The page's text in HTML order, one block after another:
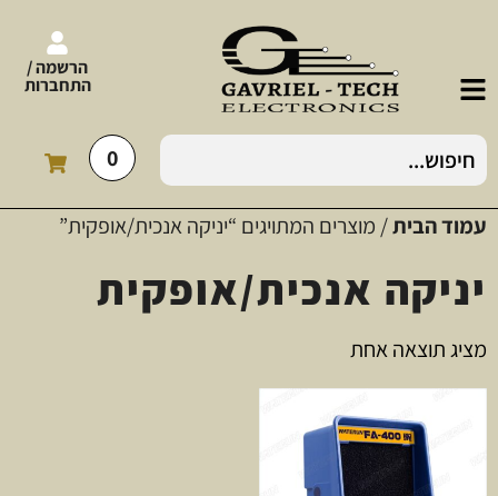
הרשמה /
התחברות
0
עמוד הבית/ מוצרים המתויגים “יניקה אנכית/אופקית”
יניקה אנכית/אופקית
מציג תוצאה אחת